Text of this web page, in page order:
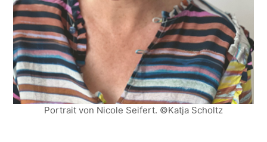
Portrait von Nicole Seifert. ©Katja Scholtz